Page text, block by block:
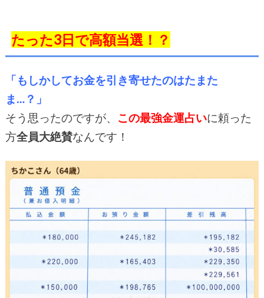
たった3日で高額当選！？
「もしかしてお金を引き寄せたのはたまた
ま…？」
そう思ったのですが、 この最強金運占いに頼った
方全員大絶賛なんです！